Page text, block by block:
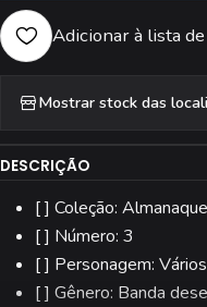
Adicionar à lista
Mostrar stock das
DESCRIÇÃO
[ ] Coleção:
[ ] Número: 3
[ ] Personagem: Vários
[ ] Gênero: Banda